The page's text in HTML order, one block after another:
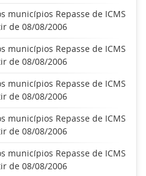
municípios Repasse de ICMS
de 08/08/2006
municípios Repasse de ICMS
de 08/08/2006
municípios Repasse de ICMS
de 08/08/2006
municípios Repasse de ICMS
de 08/08/2006
municípios Repasse de ICMS
de 08/08/2006